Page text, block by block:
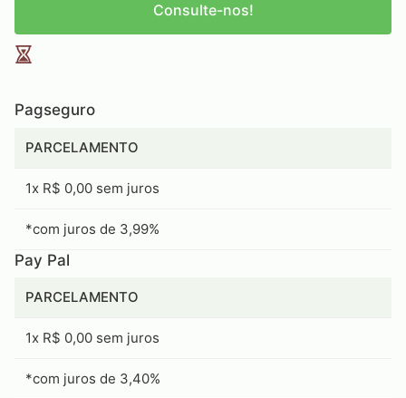
Consulte-nos!
Pagseguro
PARCELAMENTO
1x R$ 0,00 sem juros
*com juros de 3,99%
Pay Pal
PARCELAMENTO
1x R$ 0,00 sem juros
*com juros de 3,40%